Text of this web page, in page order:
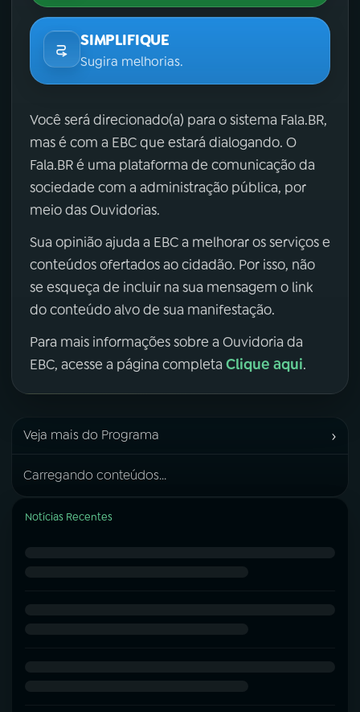
SIMPLIFIQUE
Sugira melhorias.
Você será direcionado(a) para o sistema Fala.BR,
mas é com a EBC que estará dialogando. O
Fala.BR é uma plataforma de comunicação da
sociedade com a administração pública, por
meio das Ouvidorias.
Sua opinião ajuda a EBC a melhorar os serviços e
conteúdos ofertados ao cidadão. Por isso, não
se esqueça de incluir na sua mensagem o link
do conteúdo alvo de sua manifestação.
Para mais informações sobre a Ouvidoria da
EBC, acesse a página completa Clique aqui.
Veja mais do Programa ›
Carregando conteúdos...
Notícias Recentes